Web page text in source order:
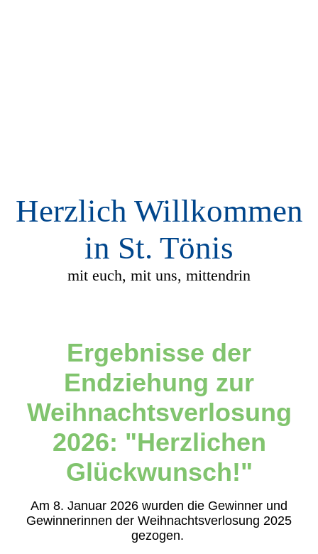
Herzlich Willkommen
in St. Tönis
mit euch, mit uns, mittendrin
Ergebnisse der
Endziehung zur
Weihnachtsverlosung
2026: "Herzlichen
Glückwunsch!"
Am 8. Januar 2026 wurden die Gewinner und
Gewinnerinnen der Weihnachtsverlosung 2025
gezogen.